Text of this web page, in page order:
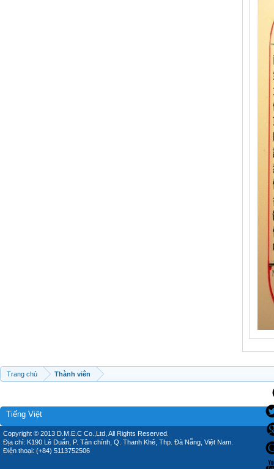
Trang chủ Thành viên
Tiếng Việt
Copyright © 2013 D.M.E.C Co.,Ltd, All Rights Reserved.
Địa chỉ: K190 Lê Duẩn, P. Tân chính, Q. Thanh Khê, Thp. Đà Nẵng, Việt Nam.
Điện thoại: (+84) 5113752506